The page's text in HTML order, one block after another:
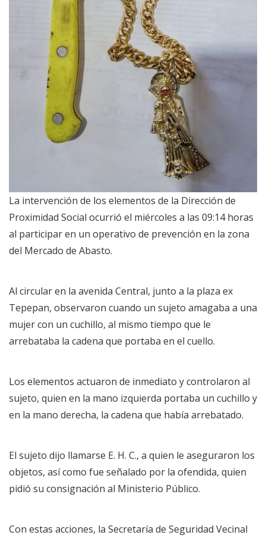
La intervención de los elementos de la Dirección de
Proximidad Social ocurrió el miércoles a las 09:14 horas
al participar en un operativo de prevención en la zona
del Mercado de Abasto.
Al circular en la avenida Central, junto a la plaza ex
Tepepan, observaron cuando un sujeto amagaba a una
mujer con un cuchillo, al mismo tiempo que le
arrebataba la cadena que portaba en el cuello.
Los elementos actuaron de inmediato y controlaron al
sujeto, quien en la mano izquierda portaba un cuchillo y
en la mano derecha, la cadena que había arrebatado.
El sujeto dijo llamarse E. H. C., a quien le aseguraron los
objetos, así como fue señalado por la ofendida, quien
pidió su consignación al Ministerio Público.
Con estas acciones, la Secretaría de Seguridad Vecinal